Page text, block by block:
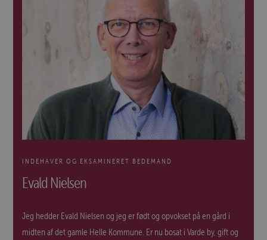
INDEHAVER OG EKSAMINERET BEDEMAND
Evald Nielsen
Jeg hedder Evald Nielsen og jeg er født og opvokset på en gård i
midten af det gamle Helle Kommune. Er nu bosat i Varde by, gift og